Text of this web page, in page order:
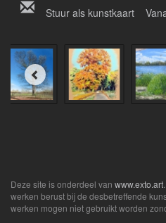
Stuur als kunstkaart
Deze site is onderdeel van www.exto.art
werken berust bij de desbetreffende
werken mogen niet gebruikt worden